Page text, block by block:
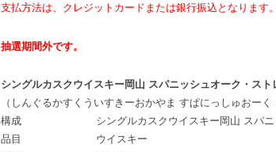
支払方法は、クレジットカードまたは銀行振込となります。
抽選期間外です。
シングルカスクウイスキー岡山 スパニッシュオーク・ス
（しんぐるかすくういすきーおかやま すぱにっしゅおーく
構成
シングルカスクウイスキー岡山 スパ
品目
ウイスキー